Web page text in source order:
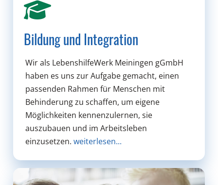
Bildung und Integration
Wir als LebenshilfeWerk Meiningen gGmbH
haben es uns zur Aufgabe gemacht, einen
passenden Rahmen für Menschen mit
Behinderung zu schaffen, um eigene
Möglichkeiten kennenzulernen, sie
auszubauen und im Arbeitsleben
einzusetzen. weiterlesen...